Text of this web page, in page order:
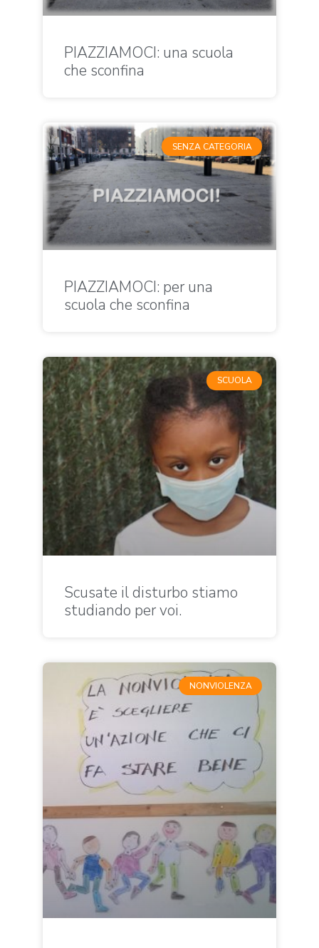
PIAZZIAMOCI: una scuola
che sconfina
SENZA CATEGORIA
PIAZZIAMOCI: per una
scuola che sconfina
SCUOLA
Scusate il disturbo stiamo
studiando per voi.
NONVIOLENZA